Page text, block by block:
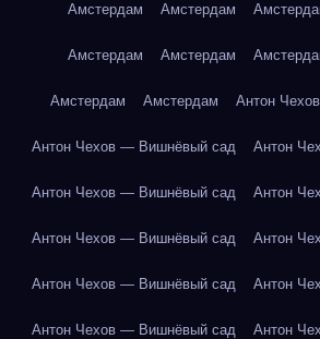
Амстердам Амстердам
Амстердам Амстердам
Амстердам Амстердам Антон
Антон Чехов — Вишнёвый сад Антон
Антон Чехов — Вишнёвый сад Антон
Антон Чехов — Вишнёвый сад Антон
Антон Чехов — Вишнёвый сад Антон
Антон Чехов — Вишнёвый сад Антон